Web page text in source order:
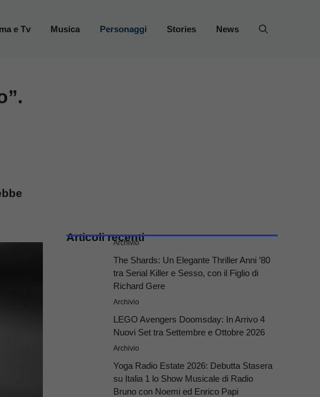
e Tv Musica Personaggi Stories News
Articoli recenti
Archivio
The Shards: Un Elegante Thriller Anni ’80
tra Serial Killer e Sesso, con il Figlio di
Richard Gere
Archivio
LEGO Avengers Doomsday: In Arrivo 4
Nuovi Set tra Settembre e Ottobre 2026
Archivio
Yoga Radio Estate 2026: Debutta Stasera
su Italia 1 lo Show Musicale di Radio
Bruno con Noemi ed Enrico Papi